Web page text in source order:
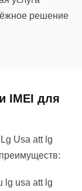
решение
IMEI для
Usa att lg
lg usa att lg